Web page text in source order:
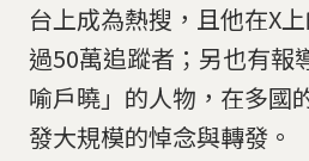
台上成為熱搜，且他在X
過50萬追蹤者；另也有報
喻戶曉」的人物，在多國
發大規模的悼念與轉發。